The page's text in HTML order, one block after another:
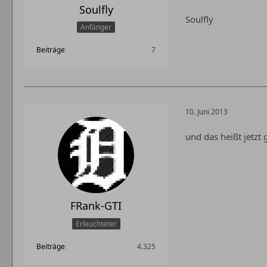
Soulfly
Anfänger
Beiträge 7
Soulfly
FRank-GTI
Erleuchteter
Beiträge 4.325
10. Juni 2013
und das heißt jetzt